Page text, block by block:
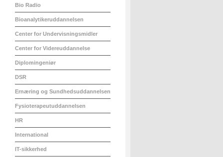
Bio Radio
Bioanalytikeruddannelsen
Center for Undervisningsmidler
Center for Videreuddannelse
Diplomingeniør
DSR
Ernæring og Sundhedsuddannelsen
Fysioterapeutuddannelsen
HR
International
IT-sikkerhed